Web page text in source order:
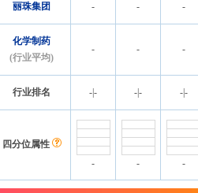
丽珠集团 - - -
化学制药
(行业平均)
- - -
行业排名 -- -- -|-
四分位属性
-
- -